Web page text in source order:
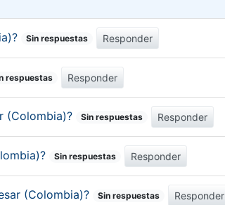
Sin respuestas Responder
respuestas Responder
(Colombia)? Sin respuestas Responder
Sin respuestas Responder
(Colombia)? Sin respuestas Responder